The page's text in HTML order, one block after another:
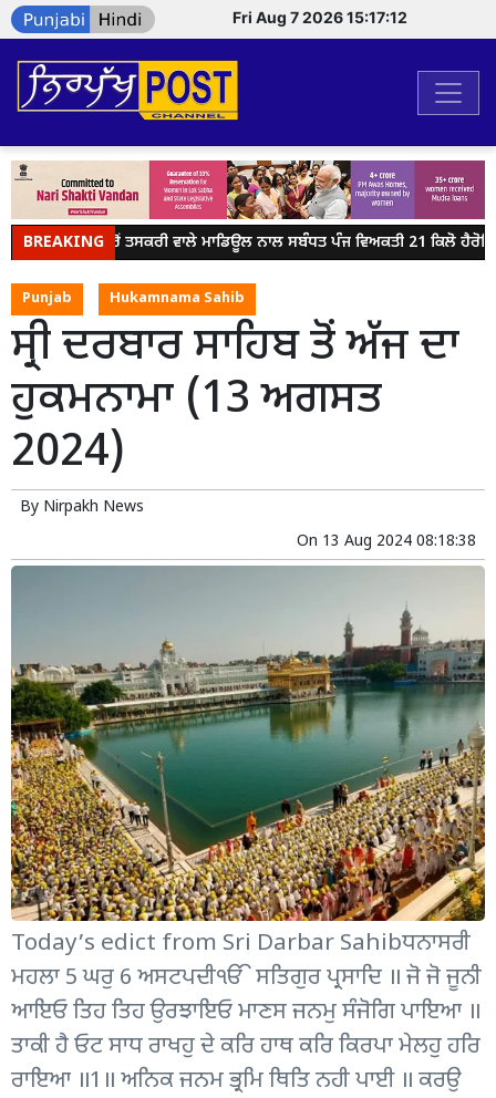
Fri Aug 7 2026 15:17:13
BREAKING
ਸਰਹੱਦ ਪਾਰੋਂ ਤਸਕਰੀ ਵਾਲੇ ਮਾਡਿਊਲ ਨਾਲ ਸਬੰਧਤ ਪੰਜ ਵਿਅਕਤੀ 21 ਕਿਲੋ
Punjab Hukamnama Sahib
ਸ੍ਰੀ ਦਰਬਾਰ ਸਾਹਿਬ ਤੋਂ ਅੱਜ ਦਾ
ਹੁਕਮਨਾਮਾ (13 ਅਗਸਤ
2024)
By Nirpakh News
On 13 Aug 2024 08:18:38
Today’s edict from Sri Darbar Sahibਧਨਾਸਰੀ
ਮਹਲਾ 5 ਘਰੁ 6 ਅਸਟਪਦੀੴ ਸਤਿਗੁਰ ਪ੍ਰਸਾਦਿ ॥ ਜੋ ਜੋ ਜੂਨੀ
ਆਇਓ ਤਿਹ ਤਿਹ ਉਰਝਾਇਓ ਮਾਣਸ ਜਨਮੁ ਸੰਜੋਗਿ ਪਾਇਆ ॥
ਤਾਕੀ ਹੈ ਓਟ ਸਾਧ ਰਾਖਹੁ ਦੇ ਕਰਿ ਹਾਥ ਕਰਿ ਕਿਰਪਾ ਮੇਲਹੁ ਹਰਿ
ਰਾਇਆ ॥1॥ ਅਨਿਕ ਜਨਮ ਭ੍ਰਮਿ ਥਿਤਿ ਨਹੀ ਪਾਈ ॥ ਕਰਉ